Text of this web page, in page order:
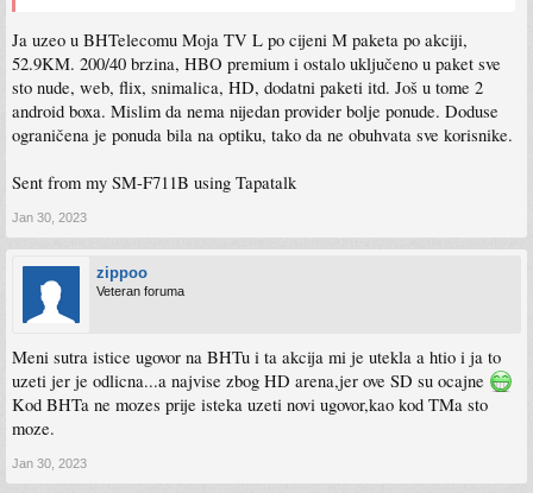
Ja uzeo u BHTelecomu Moja TV L po cijeni M paketa po akciji,
52.9KM. 200/40 brzina, HBO premium i ostalo uključeno u paket sve
sto nude, web, flix, snimalica, HD, dodatni paketi itd. Još u tome 2
android boxa. Mislim da nema nijedan provider bolje ponude. Doduse
ograničena je ponuda bila na optiku, tako da ne obuhvata sve korisnike.
Sent from my SM-F711B using Tapatalk
Jan 30, 2023
zippoo
Veteran foruma
Meni sutra istice ugovor na BHTu i ta akcija mi je utekla a htio i ja to
uzeti jer je odlicna...a najvise zbog HD arena,jer ove SD su ocajne
Kod BHTa ne mozes prije isteka uzeti novi ugovor,kao kod TMa sto
moze.
Jan 30, 2023